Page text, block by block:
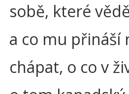
sobě, které
a co mu přináší
chápat, o co v